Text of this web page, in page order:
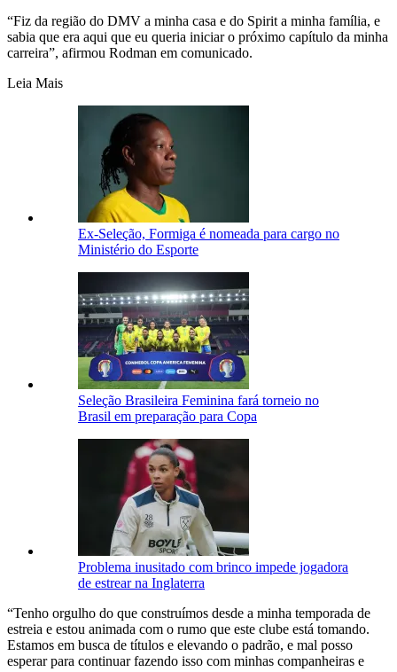
“Fiz da região do DMV a minha casa e do Spirit a minha família, e
sabia que era aqui que eu queria iniciar o próximo capítulo da minha
carreira”, afirmou Rodman em comunicado.
Leia Mais
Ex-Seleção, Formiga é nomeada para cargo no
Ministério do Esporte
Seleção Brasileira Feminina fará torneio no
Brasil em preparação para Copa
Problema inusitado com brinco impede jogadora
de estrear na Inglaterra
“Tenho orgulho do que construímos desde a minha temporada de
estreia e estou animada com o rumo que este clube está tomando.
Estamos em busca de títulos e elevando o padrão, e mal posso
esperar para continuar fazendo isso com minhas companheiras e